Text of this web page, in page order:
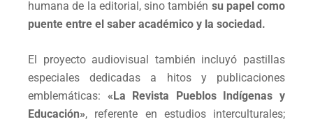
humana de la editorial, sino también su papel como
puente entre el saber académico y la sociedad.
El proyecto audiovisual también incluyó pastillas
especiales dedicadas a hitos y publicaciones
emblemáticas: «La Revista Pueblos Indígenas y
Educación», referente en estudios interculturales;